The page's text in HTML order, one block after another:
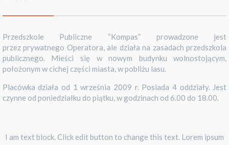
Przedszkole Publiczne “Kompas” prowadzone jest
przez prywatnego Operatora, ale działa na zasadach przedszkola
publicznego. Mieści się w nowym budynku wolnostojącym,
położonym w cichej części miasta, w pobliżu lasu.
Placówka działa od 1 września 2009 r. Posiada 4 oddziały. Jest
czynne od poniedziałku do piątku, w godzinach od 6.00 do 18.00.
I am text block. Click edit button to change this text. Lorem ipsum